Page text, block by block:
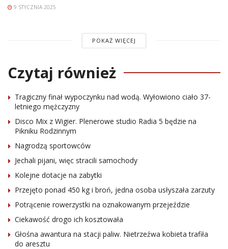
9 STYCZNIA 2025
POKAŻ WIĘCEJ
Czytaj również
Tragiczny finał wypoczynku nad wodą. Wyłowiono ciało 37-
letniego mężczyzny
Disco Mix z Wigier. Plenerowe studio Radia 5 będzie na
Pikniku Rodzinnym
Nagrodzą sportowców
Jechali pijani, więc stracili samochody
Kolejne dotacje na zabytki
Przejęto ponad 450 kg i broń, jedna osoba usłyszała zarzuty
Potrącenie rowerzystki na oznakowanym przejeździe
Ciekawość drogo ich kosztowała
Głośna awantura na stacji paliw. Nietrzeźwa kobieta trafiła
do aresztu